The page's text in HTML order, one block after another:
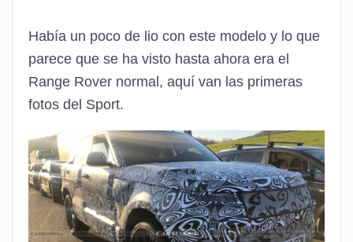
Había un poco de lio con este modelo y lo que
parece que se ha visto hasta ahora era el
Range Rover normal, aquí van las primeras
fotos del Sport.